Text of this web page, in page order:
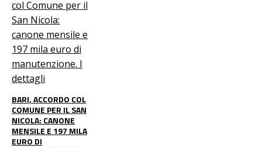
BARI, ACCORDO COL
COMUNE PER IL SAN
NICOLA: CANONE
MENSILE E 197 MILA
EURO DI